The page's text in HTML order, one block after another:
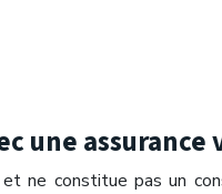
une assurance
ne constitue pas un